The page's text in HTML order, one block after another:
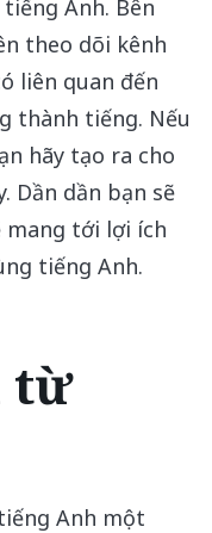
Anh. Bên
theo dõi kênh
liên quan đến
thành tiếng. Nếu
hãy tạo ra cho
Dần dần bạn sẽ
mang tới lợi ích
tiếng Anh.
từ
Anh một